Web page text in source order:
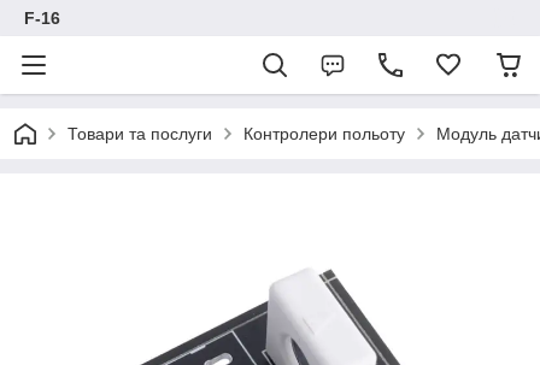
F-16
Товари та послуги Контролери польоту Модуль